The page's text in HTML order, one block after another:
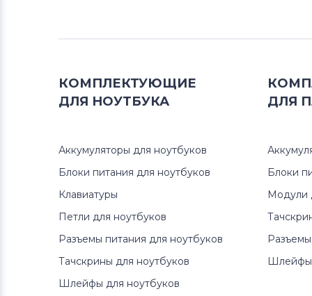
Аккумуляторы для ноутбуков
Medion
Advent
Аккумуляторы для ноутбуков
Аккумуляторы для ноутбуков
Аккумуляторы для ноутбуков
Notebookguru
КОМПЛЕКТУЮЩИЕ
ДЛЯ НОУТБУКА
Аккумуляторы для ноутбуков
Блоки питания для ноутбуков
Клавиатуры
Петли для ноутбуков
Разъемы питания для ноутбуков
Тачскрины для ноутбуков
Шлейфы для ноутбуков
ДЛЯ
Блоки
Модули
Шлейфы